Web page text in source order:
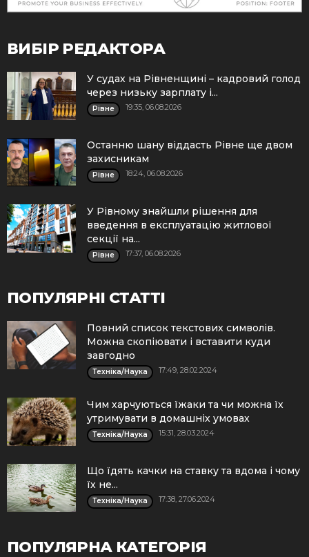
ВИБІР РЕДАКТОРА
У судах на Рівненщині – кадровий голод
через низьку зарплату і...
Рівне 19:35, 06.08.2026
Останню шану віддасть Рівне ще двом
захисникам
Рівне 18:24, 06.08.2026
У Рівному знайшли рішення для
введення в експлуатацію житлової
секції на...
Рівне 17:37, 06.08.2026
ПОПУЛЯРНІ СТАТТІ
Повний список текстових символів.
Можна скопіювати і вставити куди
завгодно
Техніка/Наука 17:49, 28.02.2024
Чим харчуються їжаки та чи можна їх
утримувати в домашніх умовах
Техніка/Наука 15:31, 28.03.2024
Що їдять качки на ставку та вдома і чому
їх не...
Техніка/Наука 17:38, 27.06.2024
ПОПУЛЯРНА КАТЕГОРІЯ